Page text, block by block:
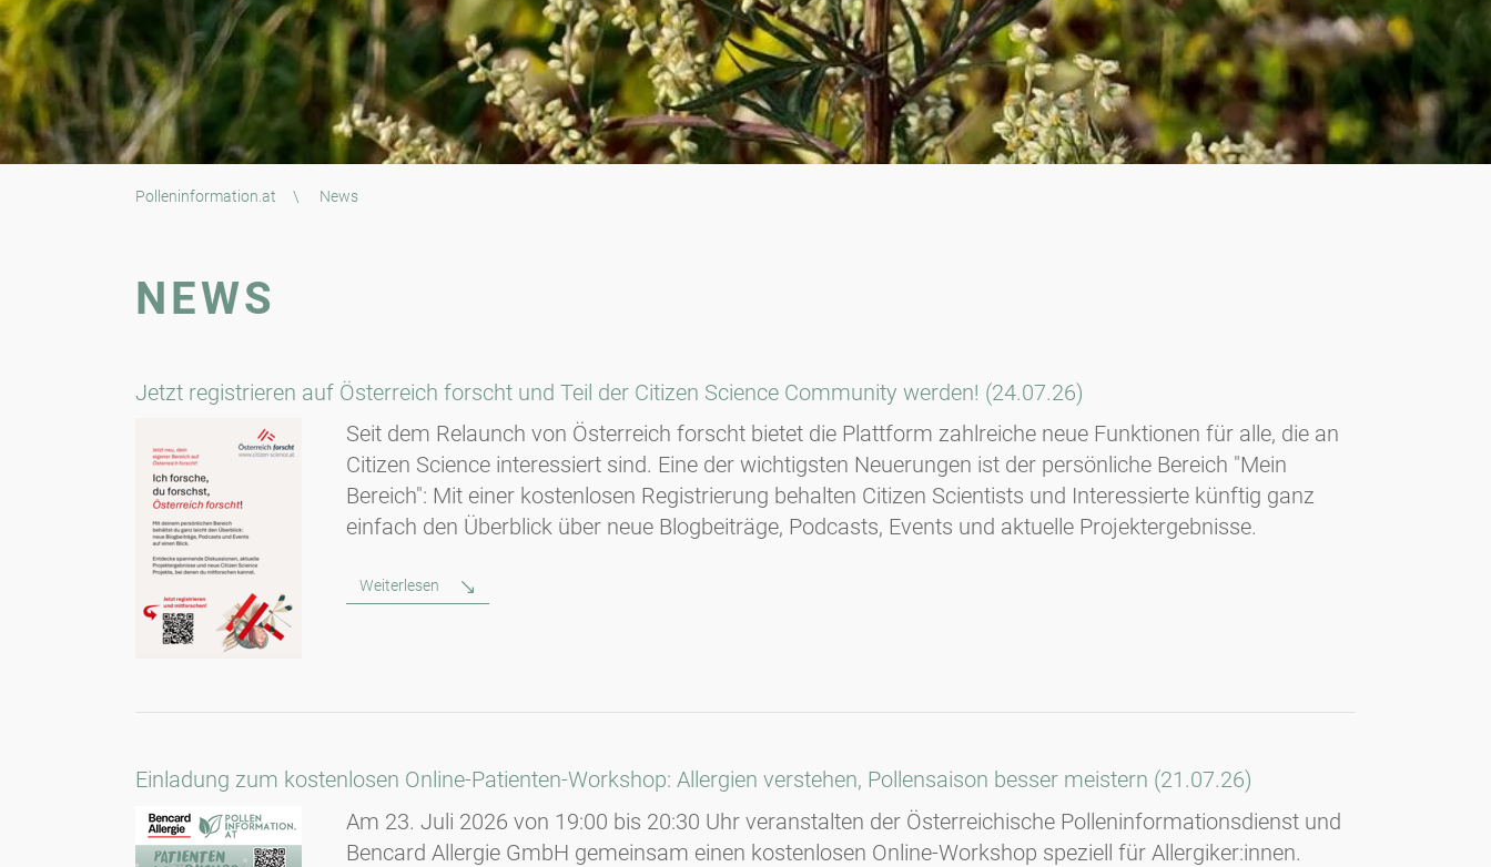
Polleninformation.at \ News
NEWS
Jetzt registrieren auf Österreich forscht und Teil der Citizen Science Community werden! (24.07.26)
Seit dem Relaunch von Österreich forscht bietet die Plattform zahlreiche neue Funktionen für alle, die an
Citizen Science interessiert sind. Eine der wichtigsten Neuerungen ist der persönliche Bereich "Mein
Bereich": Mit einer kostenlosen Registrierung behalten Citizen Scientists und Interessierte künftig ganz
einfach den Überblick über neue Blogbeiträge, Podcasts, Events und aktuelle Projektergebnisse.
Weiterlesen
Einladung zum kostenlosen Online-Patienten-Workshop: Allergien verstehen, Pollensaison besser meistern (21.07.26)
Am 23. Juli 2026 von 19:00 bis 20:30 Uhr veranstalten der Österreichische Polleninformationsdienst und
Bencard Allergie GmbH gemeinsam einen kostenlosen Online-Workshop speziell für Allergiker:innen.